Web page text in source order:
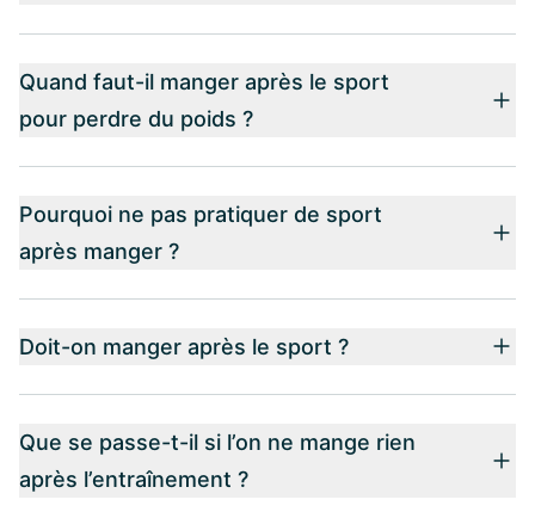
Quand faut-il manger après le sport
pour perdre du poids ?
Pourquoi ne pas pratiquer de sport
après manger ?
Doit-on manger après le sport ?
Que se passe-t-il si l’on ne mange rien
après l’entraînement ?